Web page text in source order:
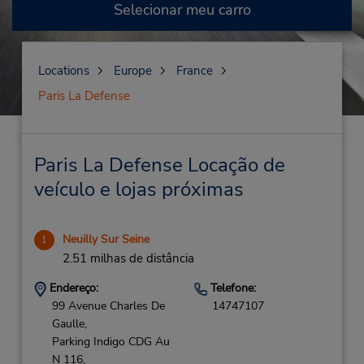
Selecionar meu carro
Locations Europe
France
Paris La Defense
Paris La Defense Locação de
veículo e lojas próximas
1 Neuilly Sur Seine
2.51 milhas de distância
Endereço:
99 Avenue Charles De
Gaulle,
Parking Indigo CDG Au
N 116,
Telefone:
14747107